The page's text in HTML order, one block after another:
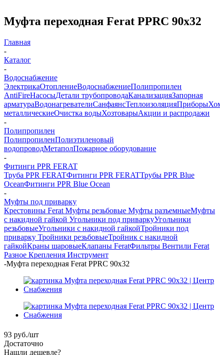
Муфта переходная Ferat PPRC 90х32
Главная
-
Каталог
-
Водоснабжение
ЭлектрикаОтоплениеВодоснабжениеПолипропилен
AntiFireНасосыДетали трубопроводаКанализацияЗапорная
арматураВодонагревателиСанфаянсТеплоизоляцияПриборы
металлическиеОчистка водыХозтоварыАкции и распродажи
-
Полипропилен
ПолипропиленПолиэтиленовый
водопроводМетаполПожарное оборудование
-
Фитинги PPR FERAT
Труба PPR FERATФитинги PPR FERATТрубы PPR Blue
OceanФитинги PPR Blue Ocean
-
Муфты под приварку
Крестовины Ferat Муфты резьбовые Муфты разъемныеМуфты
с накидной гайкой Угольники под приваркуУгольники
резьбовыеУгольники с накидной гайкойТройники под
приварку Тройники резьбовыеТройник с накидной
гайкойКраны шаровыеКлапаны FeratФильтры Вентили Ferat
Разное Крепления Инструмент
-Муфта переходная Ferat PPRC 90х32
93 руб./шт
Достаточно
Нашли дешевле?